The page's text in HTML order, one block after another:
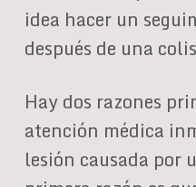
idea hacer un
después de una
Hay dos razones
atención médica
lesión causada por